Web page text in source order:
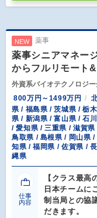
NEW 薬事
薬事シニアマネー
からフルリモート
外資系バイオテクノロジ
800万円～1499万円
県 / 福島県 / 茨城県 / 栃
県 / 新潟県 / 富山県 / 石
/ 愛知県 / 三重県 / 滋賀
鳥取県 / 島根県 / 岡山県
知県 / 福岡県 / 佐賀県 /
縄県
仕事
内容
【クラス最
日本チームに
制当局との協
だきます。